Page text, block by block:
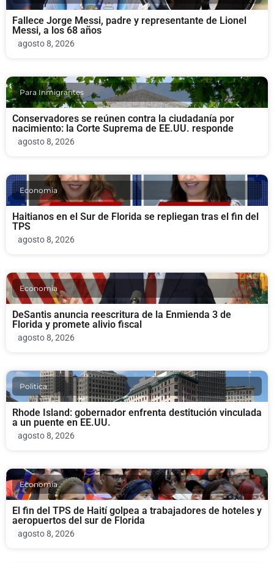
Fallece Jorge Messi, padre y representante de Lionel
Messi, a los 68 años
agosto 8, 2026
Para Inmigrantes
Conservadores se reúnen contra la ciudadanía por
nacimiento: la Corte Suprema de EE.UU. responde
agosto 8, 2026
Economia
Haitianos en el Sur de Florida se repliegan tras el fin del
TPS
agosto 8, 2026
Economia
DeSantis anuncia reescritura de la Enmienda 3 de
Florida y promete alivio fiscal
agosto 8, 2026
Politica
Rhode Island: gobernador enfrenta destitución vinculada
a un puente en EE.UU.
agosto 8, 2026
Economia
El fin del TPS de Haití golpea a trabajadores de hoteles y
aeropuertos del sur de Florida
agosto 8, 2026